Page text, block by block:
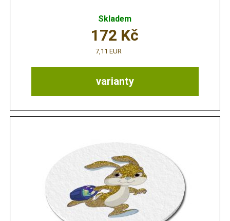
Skladem
varianty
172 Kč
7,11 EUR